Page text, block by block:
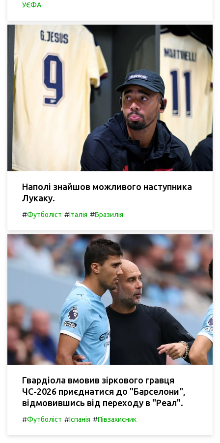
УЄФА
Наполі знайшов можливого наступника
Лукаку.
#Футболіст #Італія #Бразилія
Гвардіола вмовив зіркового гравця
ЧС-2026 приєднатися до "Барселони",
відмовившись від переходу в "Реал".
#Футболіст #Іспанія #Півзахисник